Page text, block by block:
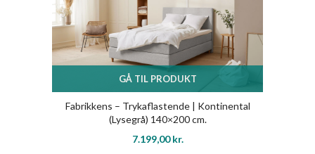
GÅ TIL PRODUKT
Fabrikkens – Trykaflastende | Kontinental
(Lysegrå) 140×200 cm.
7.199,00kr.